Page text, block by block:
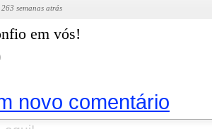
263 semanas atrás
em vós!
novo comentário